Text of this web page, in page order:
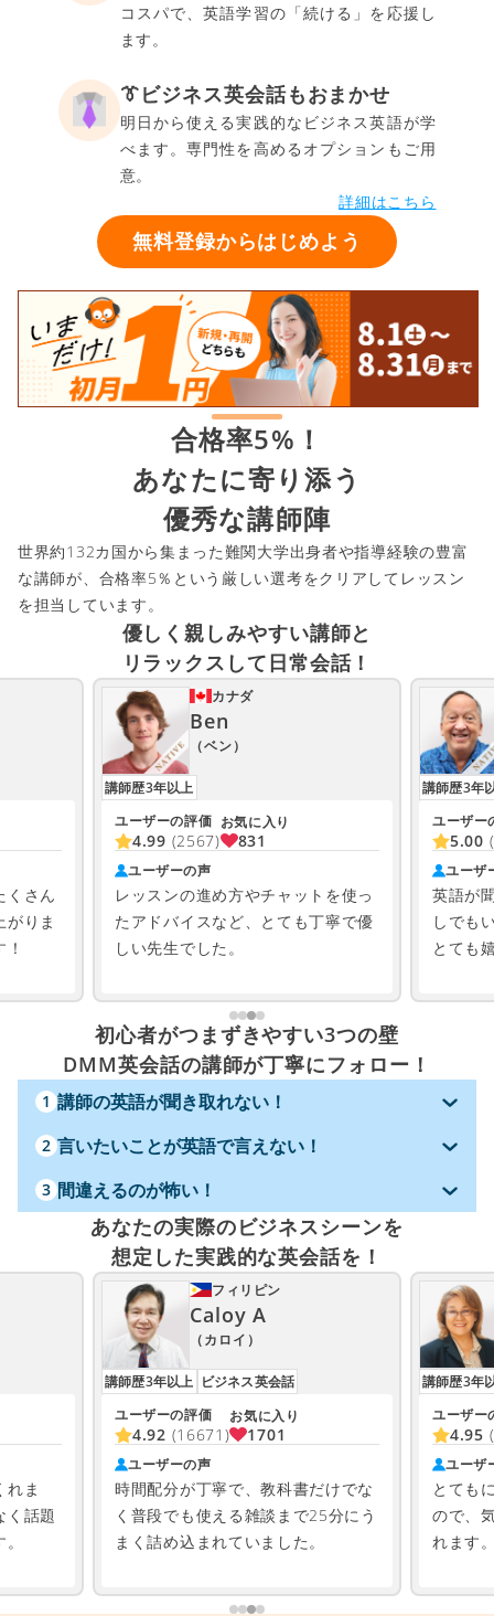
コスパで、英語学習の「続ける」を応援し
ます。
👔ビジネス英会話もおまかせ
明日から使える実践的なビジネス英語が学
べます。専門性を高めるオプションもご用
意。
詳細はこちら
無料登録からはじめよう
合格率5%！
あなたに寄り添う
優秀な講師陣
世界約132カ国から集まった難関大学出身者や指導経験の豊富
な講師が、合格率5％という厳しい選考をクリアしてレッスン
を担当しています。
優しく親しみやすい講師と
リラックスして日常会話！
くさん
りま
カナダ
Ben
（ベン）
講師歴3年以上
ユーザーの評価
4.99 (2567)
お気に入り
831
ユーザーの声
レッスンの進め方やチャットを使っ
たアドバイスなど、とても丁寧で優
しい先生でした。
講師歴3年
ユーザー
5.00
ユーザ
英語が
しでも
とても
初心者がつまずきやすい3つの壁
DMM英会話の講師が丁寧にフォロー！
1 講師の英語が聞き取れない！
2 言いたいことが英語で言えない！
3 間違えるのが怖い！
あなたの実際のビジネスシーンを
想定した実践的な英会話を！
れま
く話題
フィリピン
Caloy A
（カロイ）
講師歴3年以上 ビジネス英会話
ユーザーの評価
4.92 (16671)
お気に入り
1701
ユーザーの声
時間配分が丁寧で、教科書だけでな
く普段でも使える雑談まで25分にう
まく詰め込まれていました。
講師歴3年
ユーザー
4.95
ユーザ
とても
ので、
れます